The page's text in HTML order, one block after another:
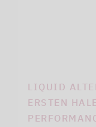
LIQUID
ERSTEN